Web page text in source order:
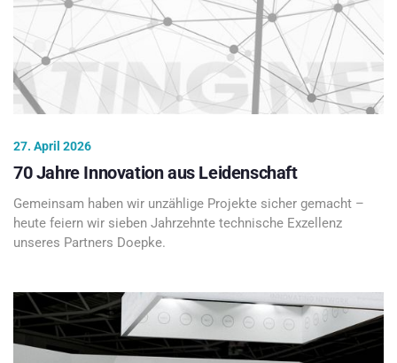
27. April 2026
70 Jahre Innovation aus Leidenschaft
Gemeinsam haben wir unzählige Projekte sicher gemacht –
heute feiern wir sieben Jahrzehnte technische Exzellenz
unseres Partners Doepke.